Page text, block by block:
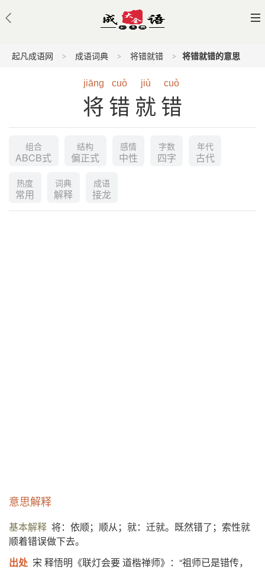
起凡成语网 成语词典 将错就错 将错就错的意思
jiāng cuò jiù cuò
将错就错
组合
ABCB式
结构
偏正式
感情
中性
字数
四字
年代
古代
热度
常用
词典
解释
成语
接龙
意思解释
基本解释 将：依顺；顺从；就：迁就。既然错了；索性就
顺着错误做下去。
出处 宋 释悟明《联灯会要 道楷禅师》：“祖师已是错传，